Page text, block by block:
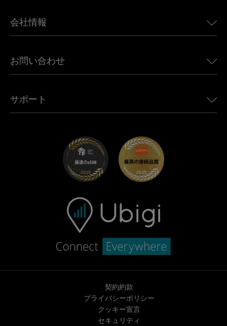
カナダ向けeSIM
アフリカ向けeSIM
すべての目的地を見る
Land Rover向けUbigi
Jeep向けUbigi
Mini向けUbigi
Maserati向けUbigi
会社情報
Ubigi関連プレス
Ubigiアプリ
お問い合わせ
アフェリエイトプログラム
サポート
トラブルシューティング
ヘルプセンター
お問い合わせ先
契約約款
プライバシーポリシー
クッキー宣言
セキュリティ